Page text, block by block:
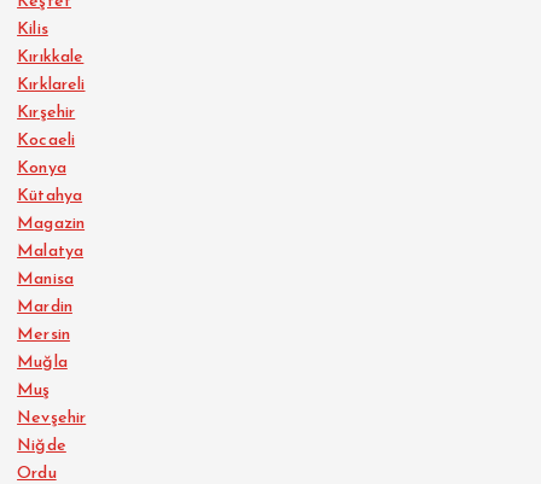
Kilis
Kırıkkale
Kırklareli
Kırşehir
Kocaeli
Konya
Kütahya
Magazin
Malatya
Manisa
Mardin
Mersin
Muğla
Muş
Nevşehir
Niğde
Ordu